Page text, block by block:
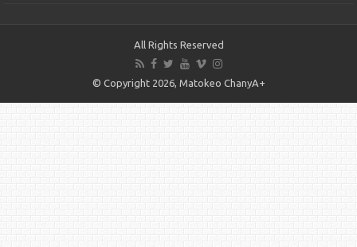
All Rights Reserved
© Copyright 2026, Matokeo ChanyA+